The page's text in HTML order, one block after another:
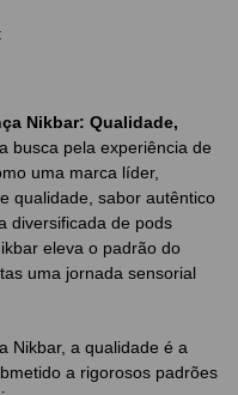
Nikbar: Qualidade,
busca pela experiência de
uma marca líder,
qualidade, sabor autêntico
diversificada de pods
eleva o padrão do
uma jornada sensorial
Nikbar, a qualidade é a
a rigorosos padrões